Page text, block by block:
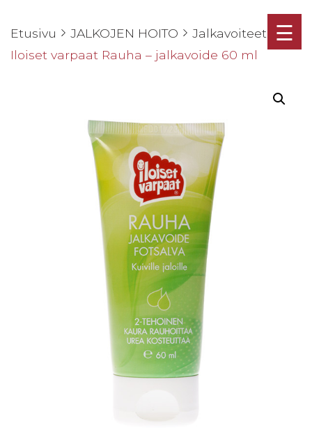
☰
Etusivu JALKOJEN HOITO
Jalkavoiteet
Iloiset varpaat Rauha – jalkavoide 60 ml